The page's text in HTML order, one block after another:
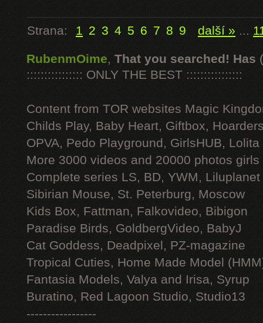
Strana: 1 2 3 4 5 6 7 8 9 další » ...
RubenmOime, That you searched! Has
:::::::::::::::: ONLY THE BEST ::::::::::::::::
Content from TOR websites Magic
Childs Play, Baby Heart, Giftbox,
OPVA, Pedo Playground, GirlsHUB, Lolita
More 3000 videos and 20000 photos
Complete series LS, BD, YWM, Liluplanet
Sibirian Mouse, St. Peterburg, Moscow
Kids Box, Fattman, Falkovideo, Bibigon
Paradise Birds, GoldbergVideo, BabyJ
Cat Goddess, Deadpixel, PZ-magazine
Tropical Cuties, Home Made Model
Fantasia Models, Valya and Irisa, Syrup
Buratino, Red Lagoon Studio, Studio13
-----------------